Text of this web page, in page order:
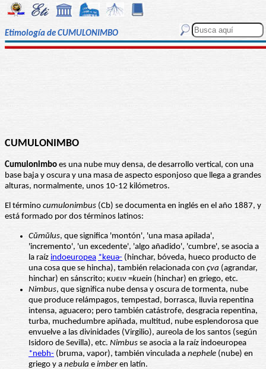
Etimología de CUMULONIMBO
CUMULONIMBO
Cumulonimbo es una nube muy densa, de desarrollo vertical, con una
base baja y oscura y una masa de aspecto esponjoso que llega a grandes
alturas, normalmente, unos 10-12 kilómetros.
El término cumulonimbus (Cb) se documenta en inglés en el año 1887, y
está formado por dos términos latinos:
Cŭmŭlus, que significa 'montón', 'una masa apilada',
'incremento', 'un excedente', 'algo añadido', 'cumbre', se asocia a
la raíz indoeuropea *keuə- (hinchar, bóveda, hueco producto de
una cosa que se hincha), también relacionada con çva (agrandar,
hinchar) en sánscrito; κυειν =kuein (hinchar) en griego, etc.
Nimbus, que significa nube densa y oscura de tormenta, nube
que produce relámpagos, tempestad, borrasca, lluvia repentina
intensa, aguacero; pero también catástrofe, desgracia repentina,
turba, muchedumbre apiñada, multitud, nube esplendorosa que
envuelve a las divinidades (Virgilio), aureola de los santos (según
Isidoro de Sevilla), etc. Nimbus se asocia a la raíz indoeuropea
*nebh- (bruma, vapor), también vinculada a nephele (nube) en
griego y a nebula e imberen latín.